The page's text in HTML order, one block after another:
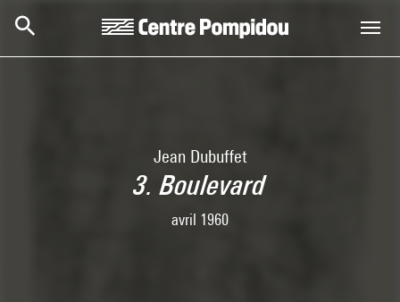
Jean Dubuffet
3. Boulevard
avril 1960